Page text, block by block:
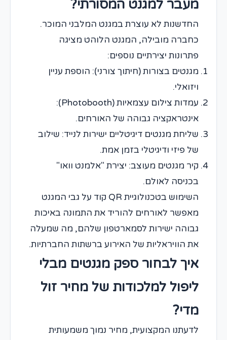
מעבר למגנט המסורתי?
החדשנות לא עוצרת במגנט המלבני המוכר.
כחברה מובילה, המגנט הלוהט מציגה
פתרונות יצירתיים נוספים:
מגנטים בצורות (חיתוך צורני): הוספת עניין
ויזואלי.
עמדות צילום עצמאיות (Photobooth):
אינטראקציה גבוהה של האורחים.
שליחת מגנטים דיגיטליים ישירות לנייד: שילוב
של פיזי ודיגיטלי בזמן אמת.
קיר מגנטים מעוצב: יצירת "אלמנט וואו"
בכניסה לאולם.
השימוש בטכנולוגיית QR קוד על גבי המגנט
מאפשר לאורחים להוריד את התמונה באיכות
גבוהה ישירות לסמארטפון שלהם, מה שמעלה
את הוויראליות של האירוע ברשתות החברתיות.
איך לבחור ספק מגנטים מבלי
ליפול למלכודות של מחיר זול
מדי?
לדעתנו המקצועית, מחיר נמוך משמעותית